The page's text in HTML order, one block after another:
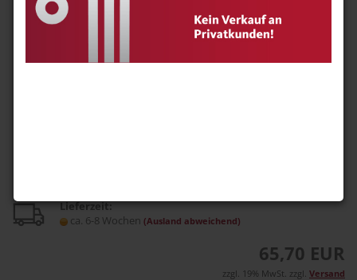
Lieferzeit:
ca. 6-8 Wochen (Ausland abweichend)
65,70 EUR
zzgl. 19% MwSt. zzgl. Versand